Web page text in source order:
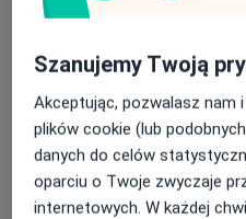
Jesteśmy
nad Twoim zdrowiem,
na obszar okulistyki
Nasza klinika to
spotyka się z
technologicznymi, a
traktowani z
Dowiedz się więcej
31/07/2026
Szanujemy Twoją
Akceptując, pozwalasz nam
plików cookie (lub
danych do celów
oparciu o Twoje zwyczaje
internetowych. W każdej